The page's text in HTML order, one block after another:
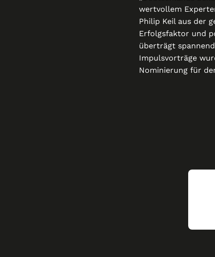
wertvollem
Philip Keil aus der
Erfolgsfaktor und
überträgt
Impulsvorträge
Nominierung für